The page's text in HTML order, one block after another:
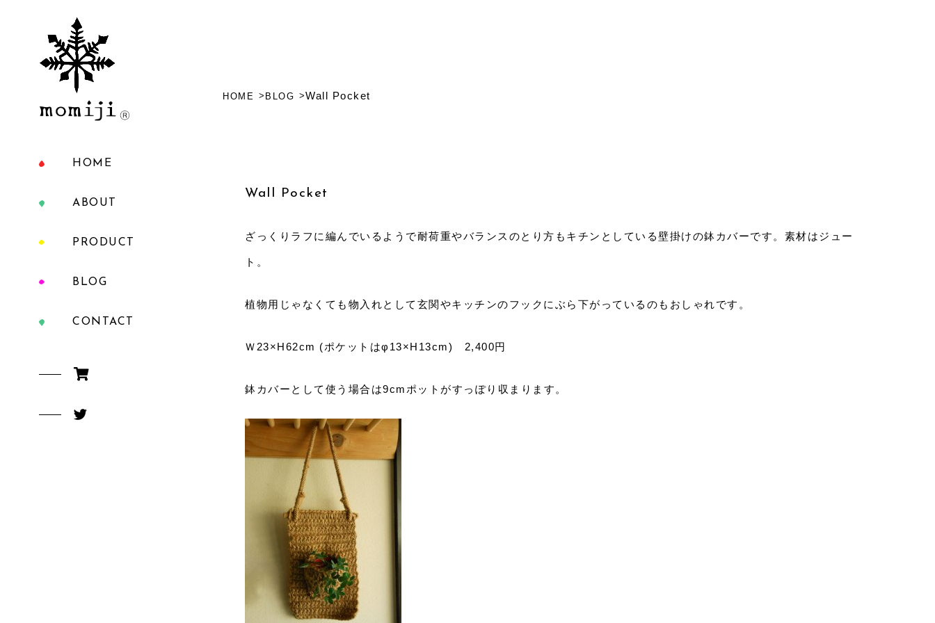
HOME
ABOUT
PRODUCT
BLOG
CONTACT
HOME BLOG Wall Pocket
Wall Pocket
ざっくりラフに編んでいるようで耐荷重やバランスのとり方もキチンとしている壁掛けの鉢カバーです。素材はジュー
ト。
植物用じゃなくても物入れとして玄関やキッチンのフックにぶら下がっているのもおしゃれです。
Ｗ23×H62cm (ポケットはφ13×H13cm) 2,400円
鉢カバーとして使う場合は9cmポットがすっぽり収まります。